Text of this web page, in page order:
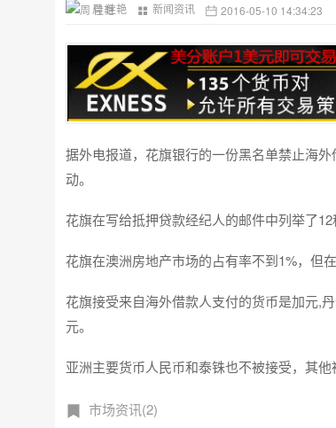
周 佳艳 新闻资讯 2016-05-10 14:34:23
据外电报道，花旗银行的一份黑名单禁止海
动。
花旗在写给抵押贷款经纪人的邮件中列举了
花旗在澳洲房地产市场的占有率不到1%，但
花旗接受来自海外借款人支付的货币是加元,
元。
亚洲主要货币人民币和泰铢也不被接受，其
市场资讯(2)